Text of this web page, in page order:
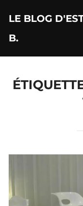
contenu
LE BLOG
B.